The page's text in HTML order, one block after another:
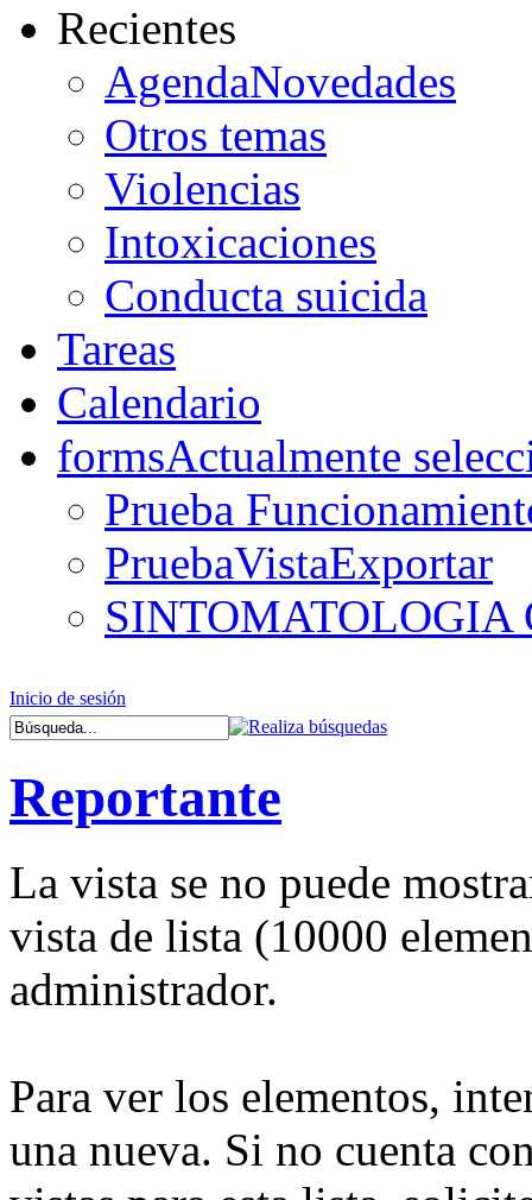
Recientes
AgendaNovedades
Otros temas
Violencias
Intoxicaciones
Conducta suicida
Tareas
Calendario
formsActualmente
Prueba
PruebaVistaExportar
SINTOMATOLOGIA
Inicio de sesión
Reportante
La vista se no puede
vista de lista (10000
administrador.
Para ver los elementos,
una nueva. Si no cuenta